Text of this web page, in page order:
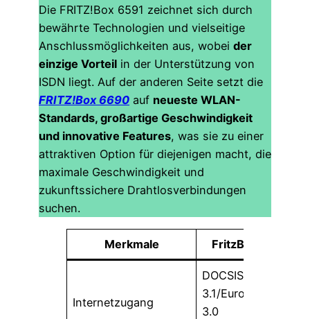
Die FRITZ!Box 6591 zeichnet sich durch
bewährte Technologien und vielseitige
Anschlussmöglichkeiten aus, wobei der
einzige Vorteil in der Unterstützung von
ISDN liegt. Auf der anderen Seite setzt die
FRITZ!Box 6690 auf neueste WLAN-
Standards, großartige Geschwindigkeit
und innovative Features, was sie zu einer
attraktiven Option für diejenigen macht, die
maximale Geschwindigkeit und
zukunftssichere Drahtlosverbindungen
suchen.
Merkmale FritzBox 6591
Internetzugang
DOCSIS
3.1/EuroDOCSIS
3.0